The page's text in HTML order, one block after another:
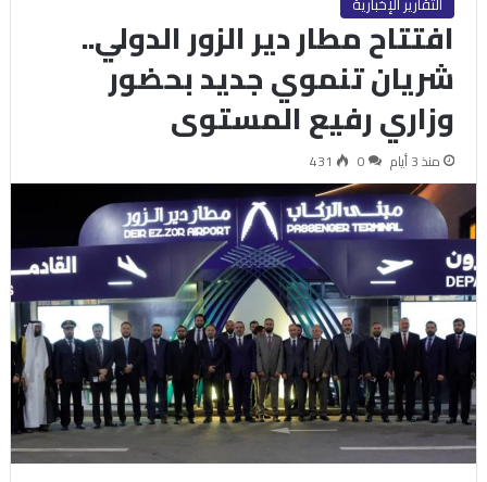
افتتاح مطار دير الزور الدولي..
شريان تنموي جديد بحضور
وزاري رفيع المستوى
منذ 3 أيام 0
431